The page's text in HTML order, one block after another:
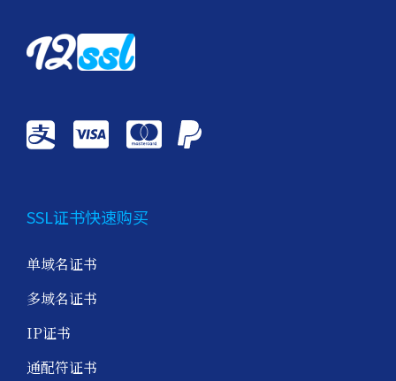
SSL证书快速购买
单域名证书
多域名证书
IP证书
通配符证书